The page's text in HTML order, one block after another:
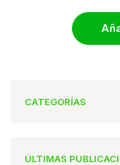
CATEGORÍAS
ÚLTIMAS